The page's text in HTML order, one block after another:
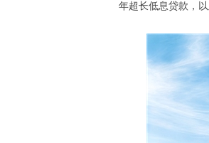
年超长低息贷款，